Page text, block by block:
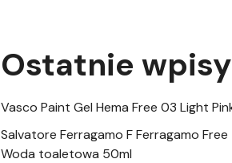
Ostatnie wpisy
Vasco Paint Gel Hema Free 03 Light
Salvatore Ferragamo F Ferragamo Free
Woda toaletowa 50ml